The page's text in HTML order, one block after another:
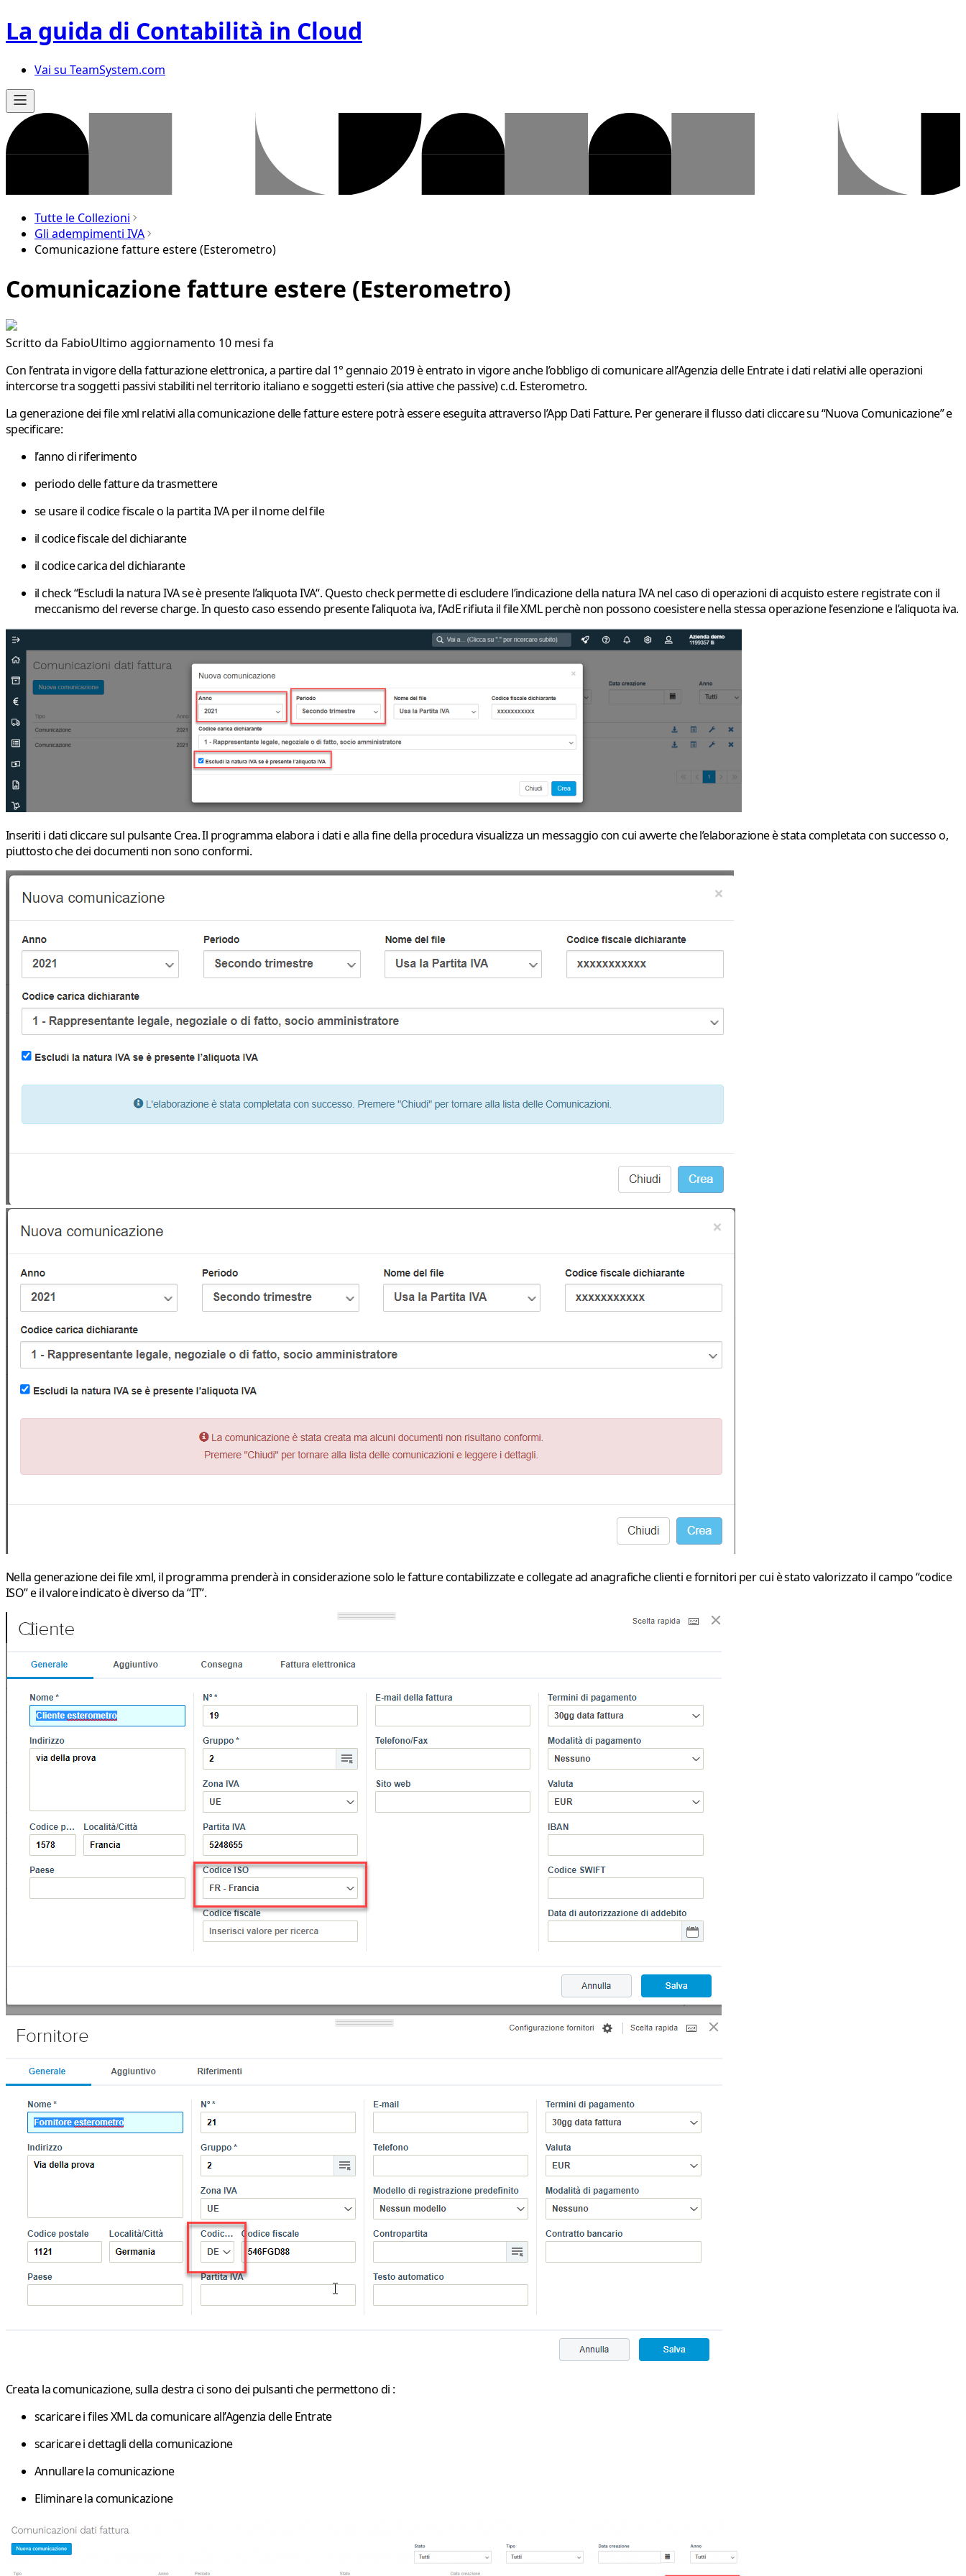
La guida di Contabilità in Cloud
Vai su TeamSystem.com
Tutte le Collezioni
Gli adempimenti IVA
Comunicazione fatture estere (Esterometro)
Comunicazione fatture estere (Esterometro)
Scritto da FabioUltimo aggiornamento 10 mesi fa
Con l’entrata in vigore della fatturazione elettronica, a partire dal 1° gennaio 2019 è entrato in vigore anche l’obbligo di comunicare all’Agenzia delle Entrate i dati relativi alle operazioni
intercorse tra soggetti passivi stabiliti nel territorio italiano e soggetti esteri (sia attive che passive) c.d. Esterometro.
La generazione dei file xml relativi alla comunicazione delle fatture estere potrà essere eseguita attraverso l’App Dati Fatture. Per generare il flusso dati cliccare su “Nuova Comunicazione” e
specificare:
l’anno di riferimento
periodo delle fatture da trasmettere
se usare il codice fiscale o la partita IVA per il nome del file
il codice fiscale del dichiarante
il codice carica del dichiarante
il check “Escludi la natura IVA se è presente l’aliquota IVA“. Questo check permette di escludere l’indicazione della natura IVA nel caso di operazioni di acquisto estere registrate con il
meccanismo del reverse charge. In questo caso essendo presente l’aliquota iva, l’AdE rifiuta il file XML perchè non possono coesistere nella stessa operazione l’esenzione e l’aliquota iva.
Inseriti i dati cliccare sul pulsanteCrea. Il programma elabora i dati e alla fine della procedura visualizza un messaggio con cui avverte che l’elaborazione è stata completata con successo o,
piuttosto che dei documenti non sono conformi.
Nella generazione dei file xml, il programma prenderà in considerazione solo le fatture contabilizzate e collegate ad anagrafiche clienti e fornitori per cui è stato valorizzato il campo “codice
ISO” e il valore indicato è diverso da “IT”.
Creata la comunicazione, sulla destra ci sono dei pulsanti che permettono di :
scaricare i files XML da comunicare all’Agenzia delle Entrate
scaricare i dettagli della comunicazione
Annullare la comunicazione
Eliminare la comunicazione